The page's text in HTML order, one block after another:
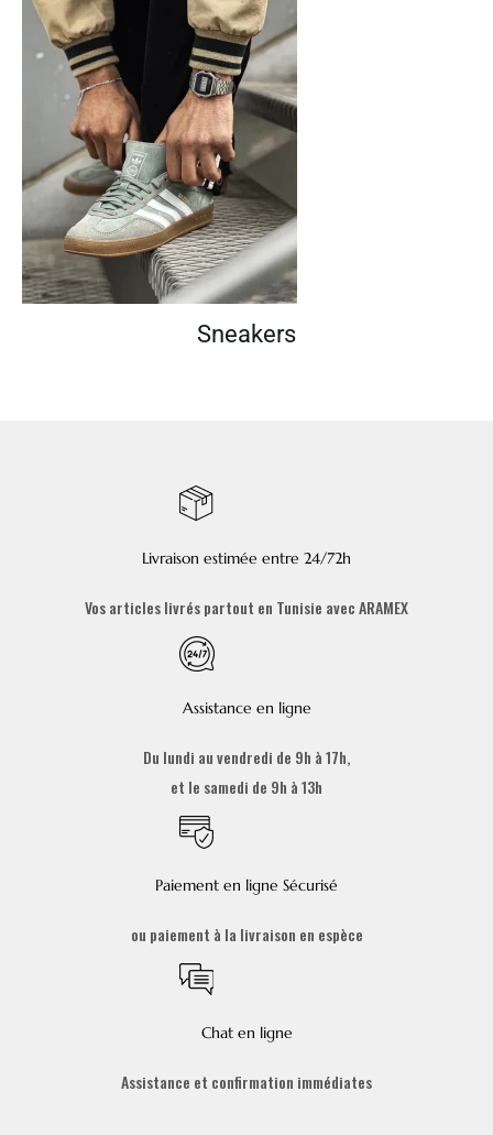
Sneakers
Livraison estimée entre 24/72h
Vos articles livrés partout en Tunisie avec ARAMEX
Assistance en ligne
Du lundi au vendredi de 9h à 17h,
et le samedi de 9h à 13h
Paiement en ligne Sécurisé
ou paiement à la livraison en espèce
Chat en ligne
Assistance et confirmation immédiates